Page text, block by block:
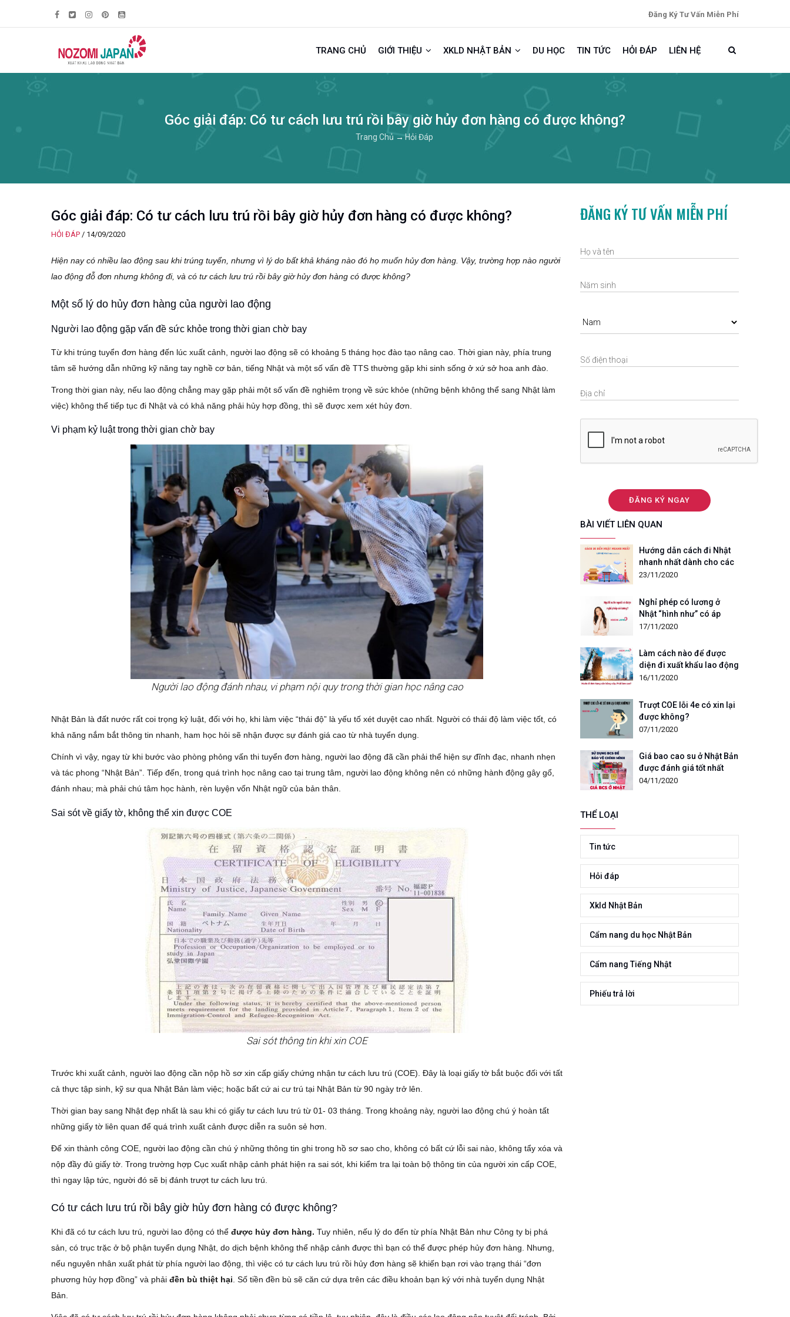
Đăng Ký Tư Vấn Miễn Phí
TRANG CHỦ GIỚI THIỆU XKLD NHẬT BẢN DU HỌC TIN TỨC HỎI ĐÁP LIÊN HỆ
Góc giải đáp: Có tư cách lưu trú rồi bây giờ hủy đơn hàng có được không?
Trang Chủ → Hỏi Đáp
Góc giải đáp: Có tư cách lưu trú rồi bây giờ hủy đơn hàng có được không?
HỎI ĐÁP / 14/09/2020
Hiện nay có nhiều lao động sau khi trúng tuyển, nhưng vì lý do bất khả kháng nào đó họ muốn hủy đơn hàng. Vậy, trường hợp nào người
lao động đỗ đơn nhưng không đi, và có tư cách lưu trú rồi bây giờ hủy đơn hàng có được không?
Một số lý do hủy đơn hàng của người lao động
Người lao động gặp vấn đề sức khỏe trong thời gian chờ bay
Từ khi trúng tuyển đơn hàng đến lúc xuất cảnh, người lao động sẽ có khoảng 5 tháng học đào tạo nâng cao. Thời gian này, phía trung
tâm sẽ hướng dẫn những kỹ năng tay nghề cơ bản, tiếng Nhật và một số vấn đề TTS thường gặp khi sinh sống ở xứ sở hoa anh đào.
Trong thời gian này, nếu lao động chẳng may gặp phải một số vấn đề nghiêm trọng về sức khỏe (những bệnh không thể sang Nhật làm
việc) không thể tiếp tục đi Nhật và có khả năng phải hủy hợp đồng, thì sẽ được xem xét hủy đơn.
Vi phạm kỷ luật trong thời gian chờ bay
Người lao động đánh nhau, vi phạm nội quy trong thời gian học nâng cao
Nhật Bản là đất nước rất coi trọng kỷ luật, đối với họ, khi làm việc “thái độ” là yếu tố xét duyệt cao nhất. Người có thái độ làm việc tốt, có
khả năng nắm bắt thông tin nhanh, ham học hỏi sẽ nhận được sự đánh giá cao từ nhà tuyển dụng.
Chính vì vậy, ngay từ khi bước vào phòng phỏng vấn thi tuyển đơn hàng, người lao động đã cần phải thể hiện sự đĩnh đạc, nhanh nhẹn
và tác phong “Nhật Bản”. Tiếp đến, trong quá trình học nâng cao tại trung tâm, người lao động không nên có những hành động gây gổ,
đánh nhau; mà phải chú tâm học hành, rèn luyện vốn Nhật ngữ của bản thân.
Sai sót về giấy tờ, không thể xin được COE
Sai sót thông tin khi xin COE
Trước khi xuất cảnh, người lao động cần nộp hồ sơ xin cấp giấy chứng nhận tư cách lưu trú (COE). Đây là loại giấy tờ bắt buộc đối với tất
cả thực tập sinh, kỹ sư qua Nhật Bản làm việc; hoặc bất cứ ai cư trú tại Nhật Bản từ 90 ngày trở lên.
Thời gian bay sang Nhật đẹp nhất là sau khi có giấy tư cách lưu trú từ 01- 03 tháng. Trong khoảng này, người lao động chú ý hoàn tất
những giấy tờ liên quan để quá trình xuất cảnh được diễn ra suôn sẻ hơn.
Để xin thành công COE, người lao động cần chú ý những thông tin ghi trong hồ sơ sao cho, không có bất cứ lỗi sai nào, không tẩy xóa và
nộp đầy đủ giấy tờ. Trong trường hợp Cục xuất nhập cảnh phát hiện ra sai sót, khi kiểm tra lại toàn bộ thông tin của người xin cấp COE,
thì ngay lập tức, người đó sẽ bị đánh trượt tư cách lưu trú.
Có tư cách lưu trú rồi bây giờ hủy đơn hàng có được không?
Khi đã có tư cách lưu trú, người lao động có thể được hủy đơn hàng. Tuy nhiên, nếu lý do đến từ phía Nhật Bản như Công ty bị phá
sản, có trục trặc ở bộ phận tuyển dụng Nhật, do dịch bệnh không thể nhập cảnh được thì bạn có thể được phép hủy đơn hàng. Nhưng,
nếu nguyên nhân xuất phát từ phía người lao động, thì việc có tư cách lưu trú rồi hủy đơn hàng sẽ khiến bạn rơi vào trạng thái “đơn
phương hủy hợp đồng” và phải đền bù thiệt hại. Số tiền đền bù sẽ căn cứ dựa trên các điều khoản bạn ký với nhà tuyển dụng Nhật
Bản.
ĐĂNG KÝ TƯ VẤN MIỄN PHÍ
BÀI VIẾT LIÊN QUAN
Hướng dẫn cách đi Nhật
nhanh nhất dành cho các
bạn “ít tiền”
23/11/2020
Nghỉ phép có lương ở
Nhật “hình như” có áp
dụng cho người lao động
17/11/2020
Làm cách nào để được
diện đi xuất khẩu lao động
Nhật có tay nghề?
16/11/2020
Trượt COE lỗi 4e có xin lại
được không?
07/11/2020
Giá bao cao su ở Nhật Bản
được đánh giá tốt nhất
04/11/2020
THỂ LOẠI
Tin tức
Hỏi đáp
Xkld Nhật Bản
Cẩm nang du học Nhật Bản
Cẩm nang Tiếng Nhật
Phiếu trả lời